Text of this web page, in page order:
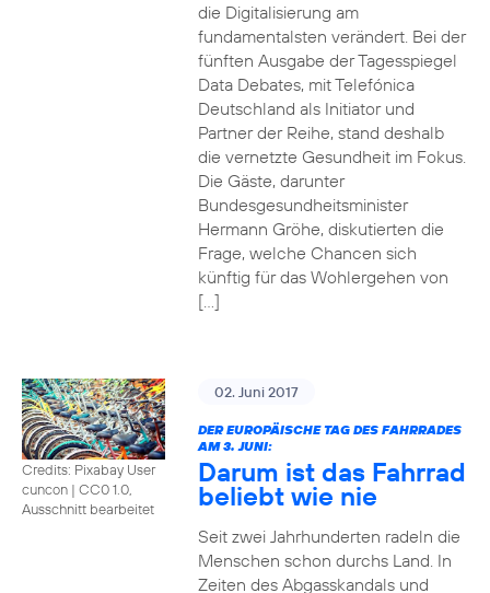
die Digitalisierung am
fundamentalsten verändert. Bei der
fünften Ausgabe der Tagesspiegel
Data Debates, mit Telefónica
Deutschland als Initiator und
Partner der Reihe, stand deshalb
die vernetzte Gesundheit im Fokus.
Die Gäste, darunter
Bundesgesundheitsminister
Hermann Gröhe, diskutierten die
Frage, welche Chancen sich
künftig für das Wohlergehen von
[…]
Credits: Pixabay User
cuncon | CC0 1.0,
Ausschnitt bearbeitet
02. Juni 2017
DER EUROPÄISCHE TAG DES FAHRRADES
AM 3. JUNI:
Darum ist das Fahrrad
beliebt wie nie
Seit zwei Jahrhunderten radeln die
Menschen schon durchs Land. In
Zeiten des Abgasskandals und